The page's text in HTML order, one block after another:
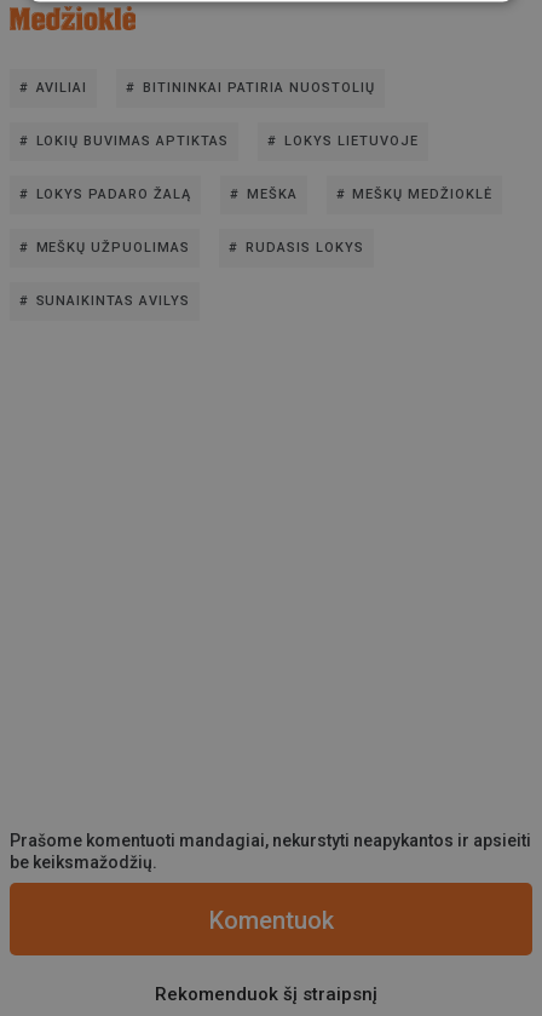
AVILIAI BITININKAI PATIRIA NUOSTOLIŲ
LOKIŲ BUVIMAS APTIKTAS LOKYS LIETUVOJE
LOKYS PADARO ŽALĄ MEŠKA MEŠKŲ MEDŽIOKLĖ
MEŠKŲ UŽPUOLIMAS RUDASIS LOKYS
SUNAIKINTAS AVILYS
Prašome komentuoti mandagiai, nekurstyti neapykantos ir apsieiti
be keiksmažodžių.
Komentuok
Rekomenduok šį straipsnį